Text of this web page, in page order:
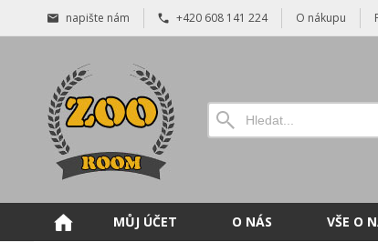
napište nám +420 608 141 224 O nákupu
MŮJ ÚČET O NÁS VŠE O